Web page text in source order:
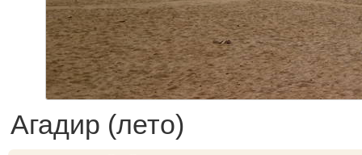
Агадир (лето)